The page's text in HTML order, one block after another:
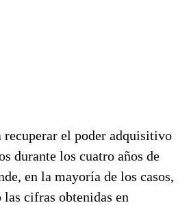
recuperar el poder adquisitivo
durante los cuatro años de
en la mayoría de los casos,
cifras obtenidas en